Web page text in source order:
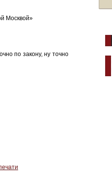
Москвой»
по закону, ну точно